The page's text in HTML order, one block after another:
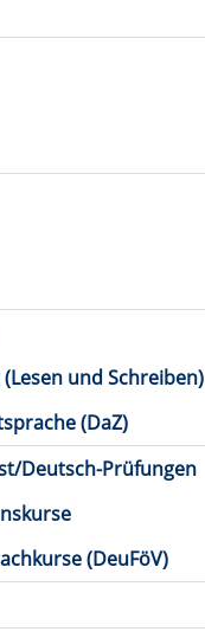
und Schreiben)
(DaZ)
Deutsch-Prüfungen
(DeuFöV)